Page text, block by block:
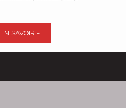
EN SAVOIR +